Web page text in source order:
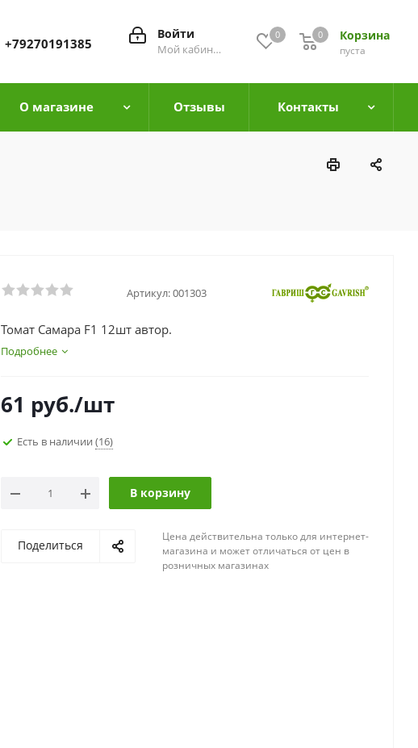
0 Корзина
0
пуста
0
Войти
Мой кабинет
+79270191385
О магазине Отзывы Контакты
Артикул:001303
Томат Самара F1 12шт автор.
Подробнее
61 руб./шт
Есть в наличии (16)
В корзину
Поделиться
Цена действительна только для интернет-
магазина и может отличаться от цен в
розничных магазинах